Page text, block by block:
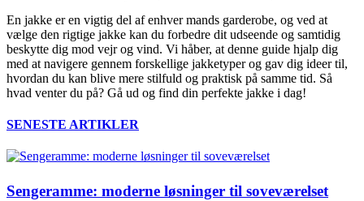
En jakke er en vigtig del af enhver mands garderobe, og ved at
vælge den rigtige jakke kan du forbedre dit udseende og samtidig
beskytte dig mod vejr og vind. Vi håber, at denne guide hjalp dig
med at navigere gennem forskellige jakketyper og gav dig ideer til,
hvordan du kan blive mere stilfuld og praktisk på samme tid. Så
hvad venter du på? Gå ud og find din perfekte jakke i dag!
SENESTE ARTIKLER
Sengeramme: moderne løsninger til soveværelset